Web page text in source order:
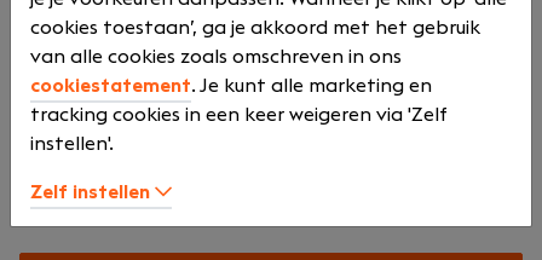
familienotaris in de regio.
Onze locatie
Van Heemstraweg 64-A
cookies toestaan’, ga je akkoord met het gebruik
van alle cookies zoals omschreven in ons
cookiestatement. Je kunt alle marketing en
tracking cookies in een keer weigeren via 'Zelf
instellen'.
Zelf instellen